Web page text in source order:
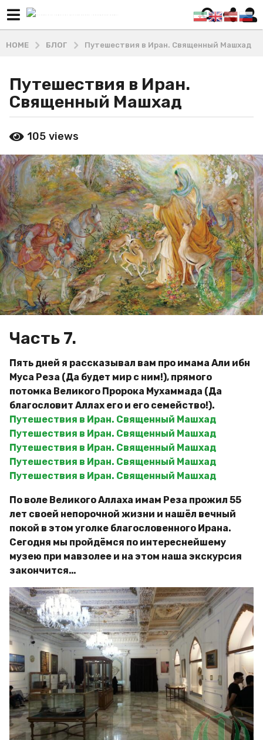
HOME БЛОГ Путешествия в Иран. Священный Машхад
5
л
е
a
g
o
4
г
о
д
а
a
g
o
Путешествия в Иран.
Священный Машхад
y
а
ш
х
а
д
и
В
л
а
д
и
м
и
р
105 views
Часть 7.
Пять дней я рассказывал вам про имама Али ибн
Муса Реза (Да будет мир с ним!), прямого
потомка Великого Пророка Мухаммада (Да
благословит Аллах его и его семейство!).
Путешествия в Иран. Священный Машхад
Путешествия в Иран. Священный Машхад
Путешествия в Иран. Священный Машхад
Путешествия в Иран. Священный Машхад
Путешествия в Иран. Священный Машхад
По воле Великого Аллаха имам Реза прожил 55
лет своей непорочной жизни и нашёл вечный
покой в этом уголке благословенного Ирана.
Сегодня мы пройдёмся по интереснейшему
музею при мавзолее и на этом наша экскурсия
закончится…